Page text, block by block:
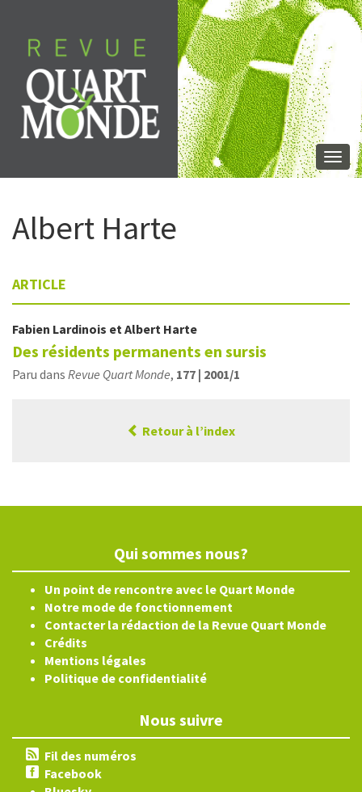
contenu
Albert Harte
ARTICLE
Fabien Lardinois etAlbert Harte
Des résidents permanents en sursis
Paru dans Revue Quart Monde, 177 | 2001/1
Retour à l’index
Qui sommes nous?
Un point de rencontre avec le Quart Monde
Notre mode de fonctionnement
Contacter la rédaction de la Revue Quart Monde
Crédits
Mentions légales
Politique de confidentialité
Nous suivre
Fil des numéros
Facebook